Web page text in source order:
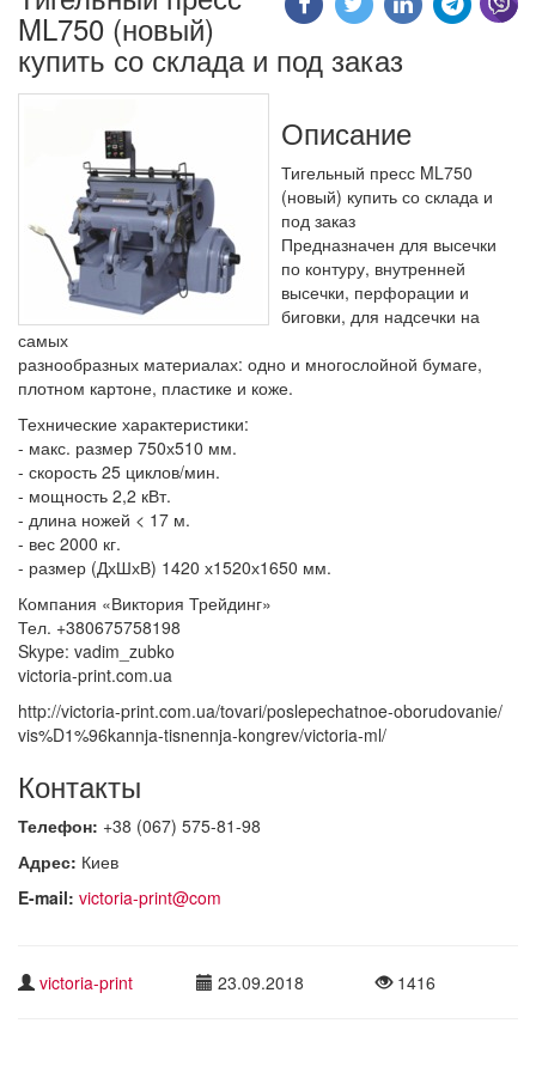
ML750 (новый)
купить со склада и под заказ
Описание
Тигельный пресс ML750
(новый) купить со склада и
под заказ
Предназначен для высечки
по контуру, внутренней
высечки, перфорации и
биговки, для надсечки на
самых
разнообразных материалах: одно и многослойной бумаге,
плотном картоне, пластике и коже.
Технические характеристики:
- макс. размер 750х510 мм.
- скорость 25 циклов/мин.
- мощность 2,2 кВт.
- длина ножей < 17 м.
- вес 2000 кг.
- размер (ДхШхВ) 1420 х1520х1650 мм.
Компания «Виктория Трейдинг»
Тел. +380675758198
Skype: vadim_zubko
victoria-print.com.ua
http://victoria-print.com.ua/tovari/poslepechatnoe-oborudovanie/
vis%D1%96kannja-tisnennja-kongrev/victoria-ml/
Контакты
Телефон: +38 (067) 575-81-98
Адрес: Киев
E-mail: victoria-print@com
victoria-print 23.09.2018 1416